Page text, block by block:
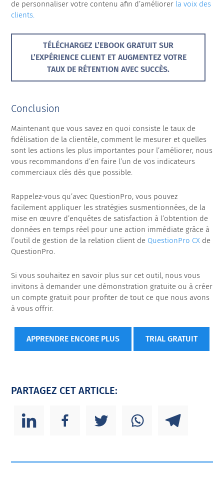
de personnaliser votre contenu afin d’améliorer la voix des
clients.
TÉLÉCHARGEZ L’EBOOK GRATUIT SUR
L’EXPÉRIENCE CLIENT ET AUGMENTEZ VOTRE
TAUX DE RÉTENTION AVEC SUCCÈS.
Conclusion
Maintenant que vous savez en quoi consiste le taux de
fidélisation de la clientèle, comment le mesurer et quelles
sont les actions les plus importantes pour l’améliorer, nous
vous recommandons d’en faire l’un de vos indicateurs
commerciaux clés dès que possible.
Rappelez-vous qu’avec QuestionPro, vous pouvez
facilement appliquer les stratégies susmentionnées, de la
mise en œuvre d’enquêtes de satisfaction à l’obtention de
données en temps réel pour une action immédiate grâce à
l’outil de gestion de la relation client de QuestionPro CX de
QuestionPro.
Si vous souhaitez en savoir plus sur cet outil, nous vous
invitons à demander une démonstration gratuite ou à créer
un compte gratuit pour profiter de tout ce que nous avons
à vous offrir.
APPRENDRE ENCORE PLUS TRIAL GRATUIT
PARTAGEZ CET ARTICLE: